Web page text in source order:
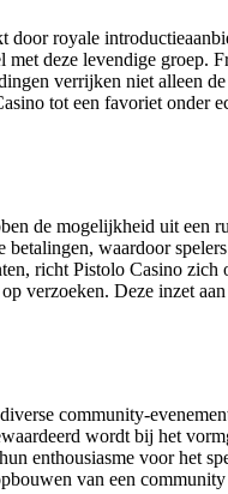
royale
deze levendige groep.
verrijken niet alleen
tot een favoriet onder
de mogelijkheid uit een
waardoor
richt Pistolo Casino zich
verzoeken. Deze inzet
community-
wordt bij het
enthousiasme voor het
van een